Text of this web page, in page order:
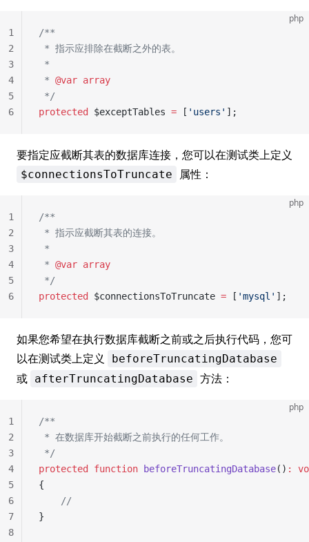
php
/**
* 指示应排除在截断之外的表。
*
* @var array
*/
protected
$exceptTables = [ 'users' ];
1
2
3
4
5
6
要指定应截断其表的数据库连接，您可以在测试类上定义
$connectionsToTruncate 属性：
php
/**
* 指示应截断其表的连接。
*
* @var array
*/
protected
$connectionsToTruncate = [ 'mysql' ];
1
2
3
4
5
6
如果您希望在执行数据库截断之前或之后执行代码，您可
以在测试类上定义
beforeTruncatingDatabase
或 afterTruncatingDatabase 方法：
php
/**
* 在数据库开始截断之前执行的任何工作。
*/
protected
function beforeTruncatingDatabase() :
{
    //
}
1
2
3
4
5
6
7
8